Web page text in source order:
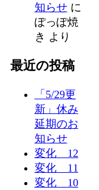
知らせに
ぽっぽ焼
き より
最近の投稿
「5/29更
新」休み
延期のお
知らせ
変化 12
変化 11
変化 10